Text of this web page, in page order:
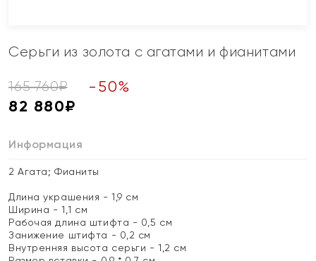
Серьги из золота с агатами и фианитами
165 760₽ - 50%
82 880₽
Информация
2 Агата; Фианиты
Длина украшения - 1,9 см
Ширина - 1,1 см
Рабочая длина штифта - 0,5 см
Занижение штифта - 0,2 см
Внутренняя высота серьги - 1,2 см